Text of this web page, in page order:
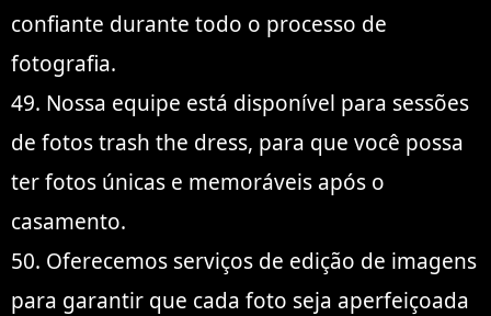
confiante durante todo o processo de
fotografia.
49. Nossa equipe está disponível para sessões
de fotos trash the dress, para que você possa
ter fotos únicas e memoráveis após o
casamento.
50. Oferecemos serviços de edição de imagens
para garantir que cada foto seja aperfeiçoada